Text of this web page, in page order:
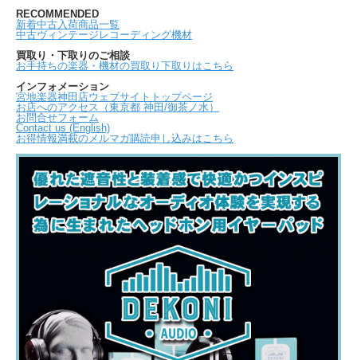
RECOMMENDED
新着中古入荷商品一覧
中古ヴィンテージレコーディング機材
買取り・下取りのご相談
お手持ちの楽器・機材の買取り下取りはこちら
インフォメーション
宮地楽器神田店ウェブサイトトップページ
お店へのアクセス（東京都 神田/御茶ノ水）
お問合せフォーム
Contact us (English)
お得情報満載のメルマガ購読申し込みはこちら